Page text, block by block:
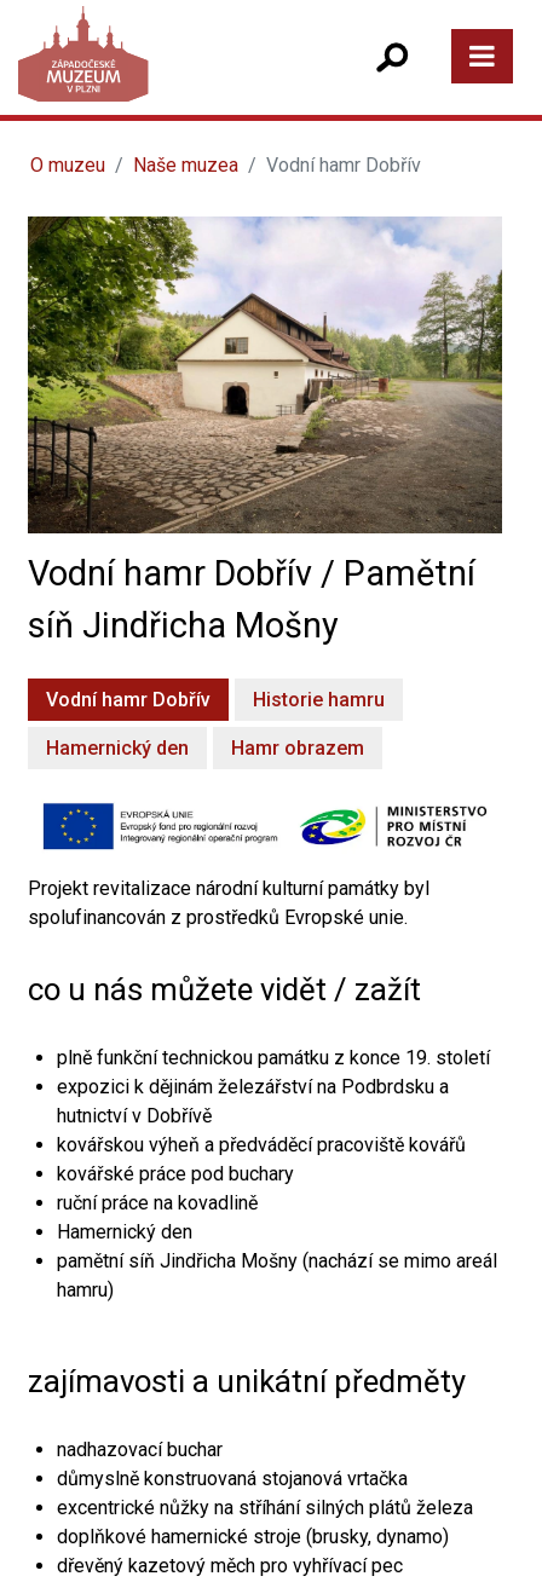
O muzeu Naše muzea Vodní hamr Dobřív
Vodní hamr Dobřív / Pamětní
síň Jindřicha Mošny
Vodní hamr Dobřív Historie hamru
Hamernický den Hamr obrazem
Projekt revitalizace národní kulturní památky byl
spolufinancován z prostředků Evropské unie.
co u nás můžete vidět / zažít
plně funkční technickou památku z konce 19. století
expozici k dějinám železářství na Podbrdsku a
hutnictví v Dobřívě
kovářskou výheň a předváděcí pracoviště kovářů
kovářské práce pod buchary
ruční práce na kovadlině
Hamernický den
pamětní síň Jindřicha Mošny (nachází se mimo areál
hamru)
zajímavosti a unikátní předměty
nadhazovací buchar
důmyslně konstruovaná stojanová vrtačka
excentrické nůžky na stříhání silných plátů železa
doplňkové hamernické stroje (brusky, dynamo)
dřevěný kazetový měch pro vyhřívací pec